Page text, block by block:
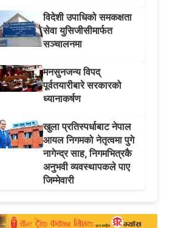
विदेशी उपाधिको समकक्षता
सेवा युसिजीसीमार्फत
सञ्चालनमा
मनसुनजन्य विपद्
पूर्वतयारीबारे सरकारको
ध्यानाकर्षण
खुला प्रतिस्पर्धाबाट नेपाल
आयल निगमको नेतृत्वमा पुगे
नागेन्द्र साह, निगमभित्रकै
अनुभवी व्यवस्थापकले पाए
जिम्मेवारी